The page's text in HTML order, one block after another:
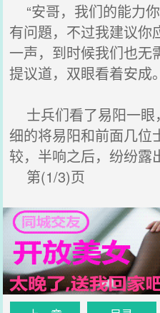
“安哥，我们的能力
有问題，不过我建议你
一声，到时候我们也无
提议道，双眼看着安成。
士兵们看了易阳一眼
细的将易阳和前面几位
较，半响之后，纷纷露
第(1/3)页